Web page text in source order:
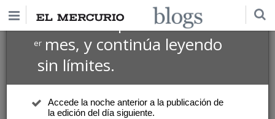
Suscríbete por $1 USD
ermes, y continúa leyendo
sin límites.
Accede la noche anterior a la publicación de
la edición del día siguiente.